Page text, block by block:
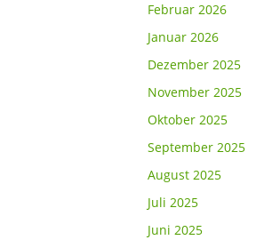
Februar 2026
Januar 2026
Dezember 2025
November 2025
Oktober 2025
September 2025
August 2025
Juli 2025
Juni 2025